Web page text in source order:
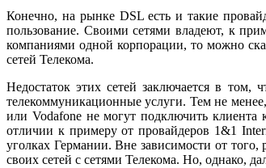
Конечно, на рынке DSL есть и такие
пользование. Своими сетями владеют, к
компаниями одной корпорации, то можно
сетей Телекома.
Недостаток этих сетей заключается в том,
телекоммуникационные услуги. Тем не менее,
или Vodafone не могут подключить клиента
отличии к примеру от провайдеров 1&1
уголках Германии. Вне зависимости от того,
своих сетей с сетями Телекома. Но, однако,